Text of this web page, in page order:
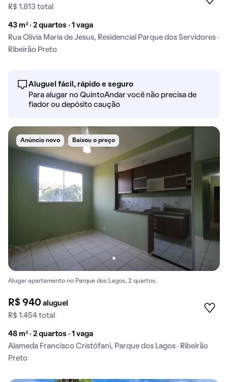
R$ 1.813 total
43 m² · 2 quartos · 1 vaga
Rua Olívia Maria de Jesus, Residencial Parque dos Servidores ·
Ribeirão Preto
Aluguel fácil, rápido e seguro
Para alugar no QuintoAndar você não precisa de
fiador ou depósito caução
Anúncio novo Baixou o preço
Alugar apartamento no Parque dos Lagos, 2 quartos.
R$ 940aluguel
R$ 1.454 total
48 m² · 2 quartos · 1 vaga
Alameda Francisco Cristófani, Parque dos Lagos · Ribeirão
Preto